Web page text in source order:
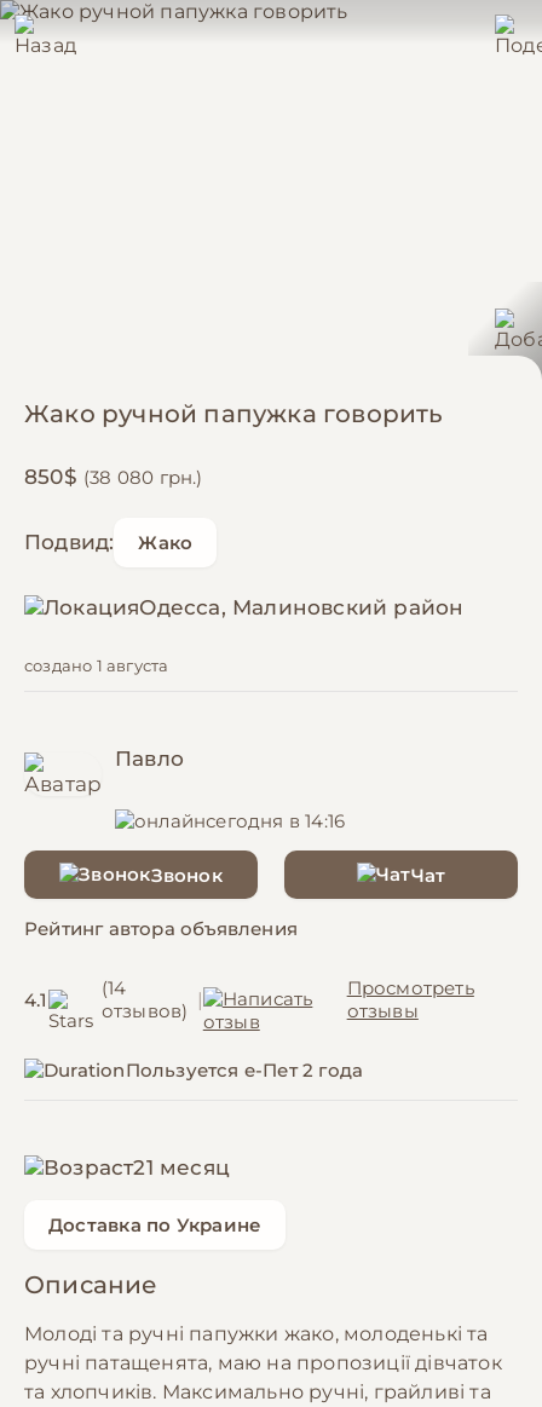
Жако ручной папужка говорить
850$ (38 080 грн.)
Подвид: Жако
Одесса, Малиновский район
создано 1 августа
Павло
сегодня в 14:16
Звонок Чат
Рейтинг автора объявления
4.1
(14
отзывов) |
Просмотреть
отзывы
Пользуется е-Пет 2 года
21 месяц
Доставка по Украине
Описание
Молоді та ручні папужки жако, молоденькі та
ручні патащенята, маю на пропозиції дівчаток
та хлопчиків. Максимально ручні, грайливі та